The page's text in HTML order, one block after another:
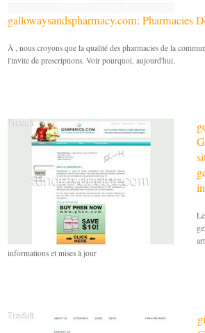
gallowaysandspharmacy.com: Pharmacies
À , nous croyons que la qualité des pharmacies de la
l'invite de prescriptions. Voir pourquoi, aujourd'hui.
informations et mises à jour